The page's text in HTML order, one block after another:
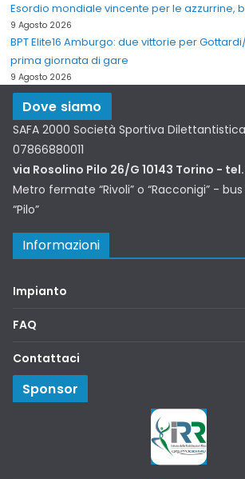
Esordio mondiale vincente per le azzurrine,
9 Agosto 2026
BPT Elite16 Amburgo: due vittorie per
prima giornata di gare
9 Agosto 2026
Dove siamo
SAFA 2000 Società Sportiva Dilettantistica
07866880011
via Rosolino Pilo 26/G 10143 Torino - tel.
Metro fermate “Rivoli” o “Racconigi” -
“Pilo”
Informazioni
Impianto
FAQ
Contattaci
Sponsor